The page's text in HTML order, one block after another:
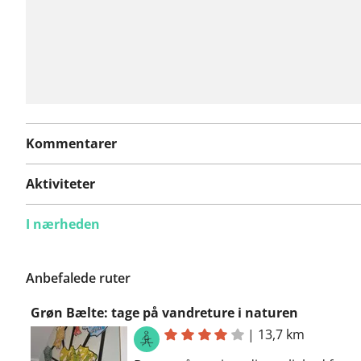
Kommentarer
Aktiviteter
I nærheden
Anbefalede ruter
Grøn Bælte: tage på vandreture i naturen
| 13,7 km